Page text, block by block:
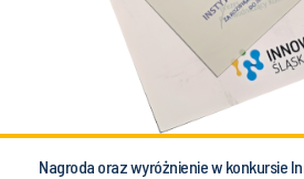
Nagroda oraz wyróżnienie w konkursie